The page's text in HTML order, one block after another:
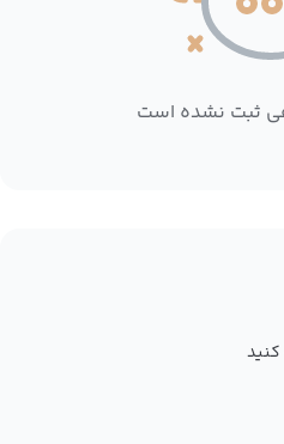
ثبت نشده است